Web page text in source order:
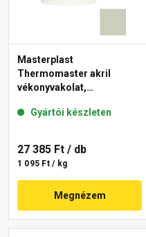
Masterplast
Thermomaster akril
vékonyvakolat,
42-D 25 kg
Gyártói készleten
27 385 Ft / db
1 095 Ft / kg
Megnézem